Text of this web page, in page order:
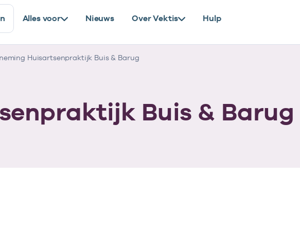
Alles voor Nieuws Over Vektis Hulp
Huisartsenpraktijk Buis & Barug
Buis & Barug